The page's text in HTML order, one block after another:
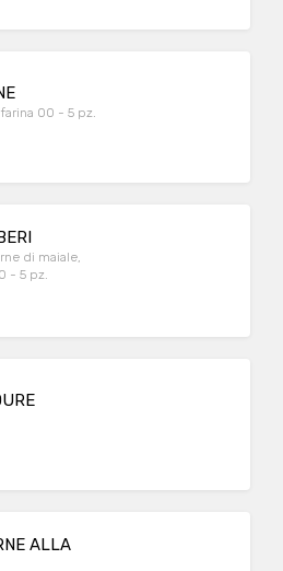
00 - 5 pz.
di maiale,
- 5 pz.
ALLA